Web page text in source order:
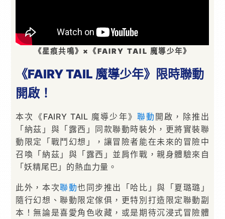
《星痕共鳴》×《FAIRY TAIL 魔導少年》
《FAIRY TAIL 魔導少年》限時聯動
開啟！
本次《FAIRY TAIL 魔導少年》 聯動 開啟，除推出
「納茲」與「露西」同款聯動時裝外，更將實裝聯
動限定「戰鬥幻想」，讓冒險者能在未來的冒險中
召喚「納茲」與「露西」並肩作戰，親身體驗來自
「妖精尾巴」的熱血力量。
此外，本次聯動也同步推出「哈比」與「夏璐璐」
隨行幻想、聯動限定傢俱，更特別打造限定聯動副
本！無論是喜愛角色收藏，或是期待沉浸式冒險體